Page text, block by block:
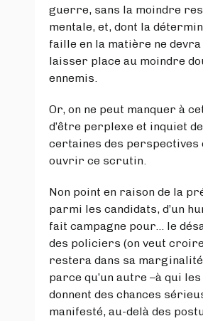
guerre, sans la moindre
mentale, et, dont la
faille en la matière ne
laisser place au moindre
ennemis.
Or, on ne peut manquer à
d’être perplexe et inquiet
certaines des perspectives
ouvrir ce scrutin.
Non point en raison de la
parmi les candidats, d’un
fait campagne pour... le
des policiers (on veut croire
restera dans sa
parce qu’un autre –à qui
donnent des chances
manifesté, au-delà des